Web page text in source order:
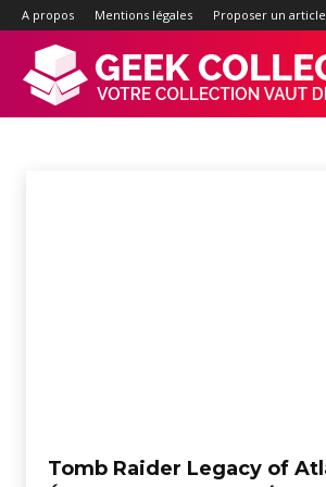
A propos Mentions légales Proposer un article
JEUX VIDÉO
Tomb Raider Legacy of